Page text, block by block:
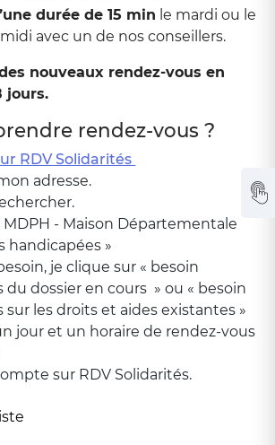
durée de 15 min le mardi ou le
avec un de nos conseillers.
nouveaux rendez-vous en
jours.
rendez-vous ?
RDV Solidarités
adresse.
MDPH - Maison Départementale
handicapées »
je clique sur « besoin
du dossier en cours » ou « besoin
sur les droits et aides existantes »
jour et un horaire de rendez-vous
sur RDV Solidarités.